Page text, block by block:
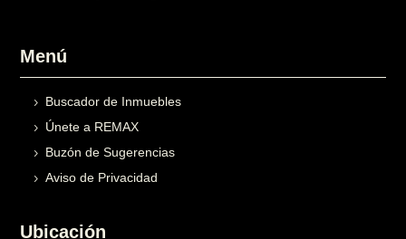
Menú
Buscador de Inmuebles
Únete a REMAX
Buzón de Sugerencias
Aviso de Privacidad
Ubicación